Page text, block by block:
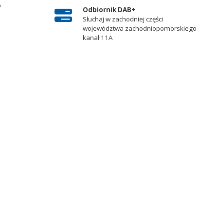
Odbiornik DAB+
Słuchaj w zachodniej części
województwa zachodniopomorskiego -
kanał 11A